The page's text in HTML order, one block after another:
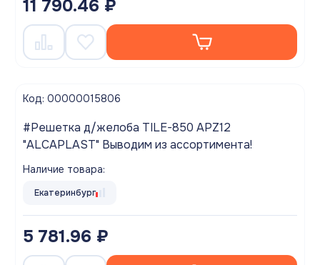
11 790.46 ₽
Код: 00000015806
#Решетка д/желоба TILE-850 APZ12
"ALCAPLAST" Выводим из ассортимента!
Наличие товара:
Екатеринбург
5 781.96 ₽